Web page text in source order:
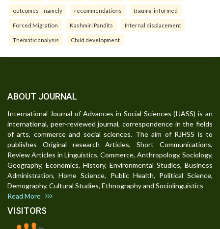
outcomes—namely recommendations trauma-informed
Forced Migration Kashmiri Pandits Internal displacement
Thematic analysis Child development
ABOUT JOURNAL
International Journal of Advances in Social Sciences (IJASS) is an
international, peer-reviewed journal, correspondence in the fields
of arts, commerce and social sciences. The aim of RJHSS is to
publishes Original research Articles, Short Communications,
Review Articles in Linguistics, Commerce, Anthropology, Sociology,
Geography, Economics, History, Environmental Studies, Business
Administration, Home Science, Public Health, Political Science,
Demography, Cultural Studies, Ethnography and Sociolinguistics
Read More
VISITORS